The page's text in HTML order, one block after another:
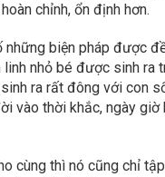
chỉnh, ổn định hơn.
biện pháp được
nhỏ bé được sinh ra
ra rất đông với con
vào thời khắc, ngày
cùng thì nó cũng chỉ